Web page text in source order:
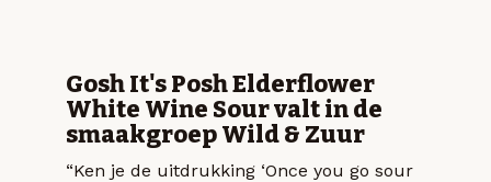
Gosh It's Posh Elderflower
White Wine Sour valt in de
smaakgroep Wild & Zuur
“Ken je de uitdrukking ‘Once you go sour